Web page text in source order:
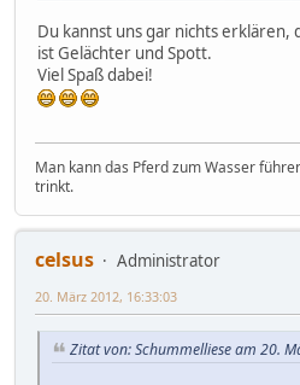
Du kannst uns gar nichts erklären,
ist Gelächter und Spott.
Viel Spaß dabei!
Man kann das Pferd zum Wasser
trinkt.
celsus
Administrator
20. März 2012, 16:33:03
Zitat von: Schummelliese am 20.